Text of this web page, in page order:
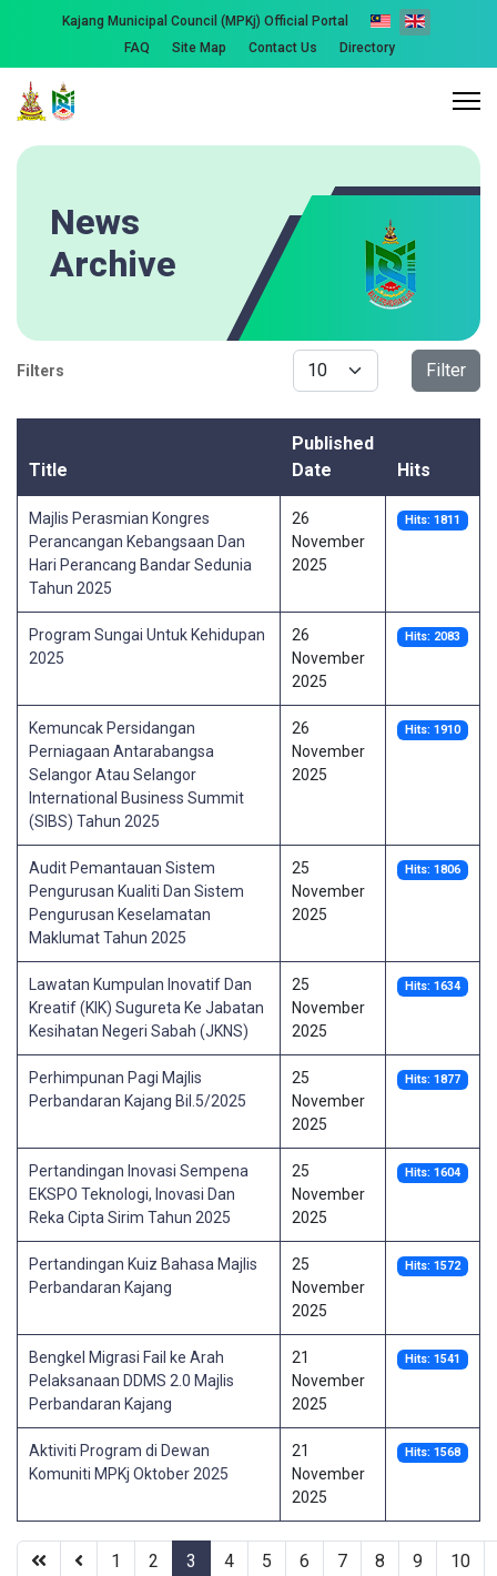
Kajang Municipal Council (MPKj) Official Portal
FAQ
Site Map Contact Us Directory
News
Archive
Filters
Display # Filter
Title
Published
Date
Hits
Majlis Perasmian Kongres
Perancangan Kebangsaan Dan
Hari Perancang Bandar Sedunia
Tahun 2025
26
November
2025
Hits: 1811
Program Sungai Untuk Kehidupan
2025
26
November
2025
Hits: 2083
Kemuncak Persidangan
Perniagaan Antarabangsa
Selangor Atau Selangor
International Business Summit
(SIBS) Tahun 2025
26
November
2025
Hits: 1910
Audit Pemantauan Sistem
Pengurusan Kualiti Dan Sistem
Pengurusan Keselamatan
Maklumat Tahun 2025
25
November
2025
Hits: 1806
Lawatan Kumpulan Inovatif Dan
Kreatif (KIK) Sugureta Ke Jabatan
Kesihatan Negeri Sabah (JKNS)
25
November
2025
Hits: 1634
Perhimpunan Pagi Majlis
Perbandaran Kajang Bil.5/2025
25
November
2025
Hits: 1877
Pertandingan Inovasi Sempena
EKSPO Teknologi, Inovasi Dan
Reka Cipta Sirim Tahun 2025
25
November
2025
Hits: 1604
Pertandingan Kuiz Bahasa Majlis
Perbandaran Kajang
25
November
2025
Hits: 1572
Bengkel Migrasi Fail ke Arah
Pelaksanaan DDMS 2.0 Majlis
Perbandaran Kajang
21
November
2025
Hits: 1541
Aktiviti Program di Dewan
Komuniti MPKj Oktober 2025
21
November
2025
Hits: 1568
1 2 3 4 5 6 7 8 9 10